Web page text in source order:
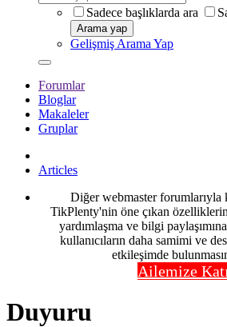
Sadece başlıklarda ara
Arama yap
Gelişmiş Arama Yap
Forumlar
Bloglar
Makaleler
Gruplar
Articles
Diğer webmaster forumlarıyla
TikPlenty'nin öne çıkan
yardımlaşma ve bilgi
kullanıcıların daha samimi ve
etkileşimde
Ailemize
Duyuru